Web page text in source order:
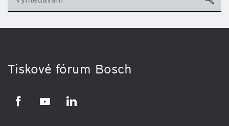
Tiskové fórum Bosch